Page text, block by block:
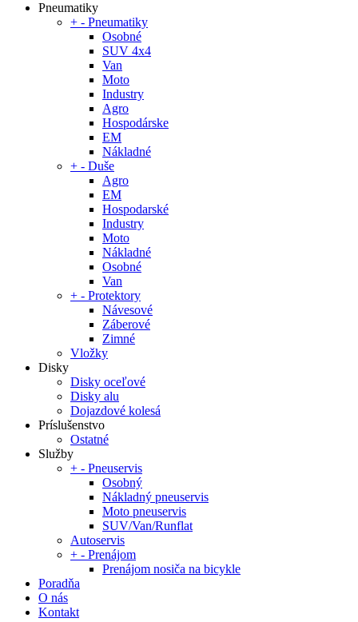
Pneumatiky
+ - Pneumatiky
Osobné
SUV 4x4
Van
Moto
Industry
Agro
Hospodárske
EM
Nákladné
+ - Duše
Agro
EM
Hospodarské
Industry
Moto
Nákladné
Osobné
Van
+ - Protektory
Návesové
Záberové
Zimné
Vložky
Disky
Disky oceľové
Disky alu
Dojazdové kolesá
Príslušenstvo
Ostatné
Služby
+ - Pneuservis
Osobný
Nákladný pneuservis
Moto pneuservis
SUV/Van/Runflat
Autoservis
+ - Prenájom
Prenájom nosiča na bicykle
Poradňa
O nás
Kontakt